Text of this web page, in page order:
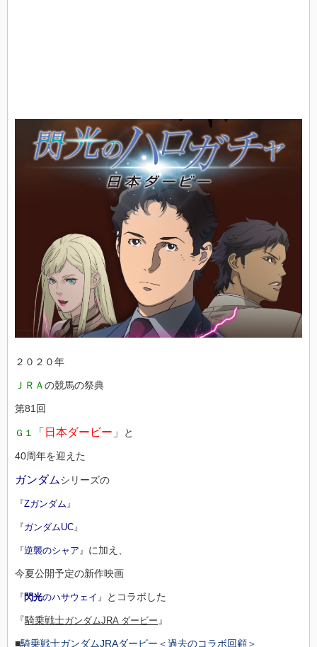
２０２０年
ＪＲＡの競馬の祭典
第81回
Ｇ１ 「 日本ダービー 」 と
40周年を迎えた
ガンダムシリーズの
『Ζガンダム 』
『ガンダムUC 』
『逆襲のシャア 』 に加え、
今夏公開予定の新作映画
『閃光のハサウェイ 』 とコラボした
『騎乗戦士ガンダムJRA ダービー 』
■騎乗戦士ガンダムJRAダービー＜過去のコラボ回顧＞